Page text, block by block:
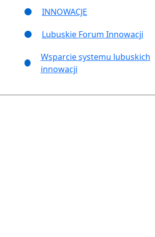
INNOWACJE
Lubuskie Forum Innowacji
Wsparcie systemu lubuskich
innowacji